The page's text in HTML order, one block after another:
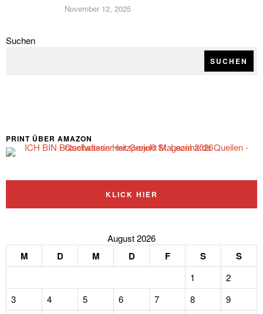
November 12, 2025
Suchen
SUCHEN
PRINT ÜBER AMAZON
KLICK HIER
August 2026
M D M D F S S
1
2
3
4 5 6 7 8
9